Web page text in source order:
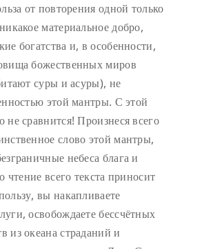
от повторения одной только
материальное добро,
богатства и, в особенности,
божественных миров
суры и асуры), не
этой мантры. С этой
не сравнится! Произнеся всего
слово этой мантры,
небеса блага и
чтение всего текста приносит
вы накапливаете
освобождаете бессчётных
из океана страданий и